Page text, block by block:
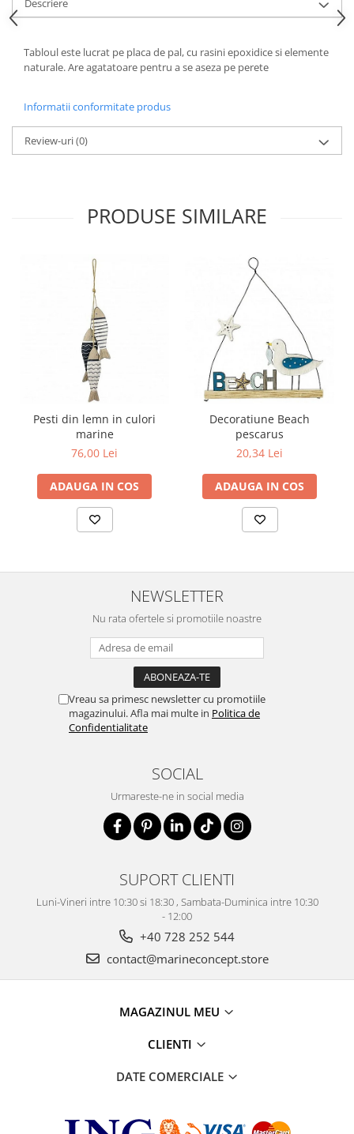
Descriere
Tabloul este lucrat pe placa de pal, cu rasini epoxidice si elemente
naturale. Are agatatoare pentru a se aseza pe perete
Informatii conformitate produs
Review-uri(0)
PRODUSE SIMILARE
Pesti din lemn in culori
marine
76,00 Lei
ADAUGA IN COS
Decoratiune Beach
pescarus
20,34 Lei
ADAUGA IN COS
NEWSLETTER
Nu rata ofertele si promotiile noastre
Vreau sa primesc newsletter cu promotiile
magazinului. Afla mai multe in Politica de
Confidentialitate
SOCIAL
Urmareste-ne in social media
SUPORT CLIENTI
Luni-Vineri intre 10:30 si 18:30 , Sambata-Duminica intre 10:30
- 12:00
+40 728 252 544
contact@marineconcept.store
MAGAZINUL MEU
CLIENTI
DATE COMERCIALE